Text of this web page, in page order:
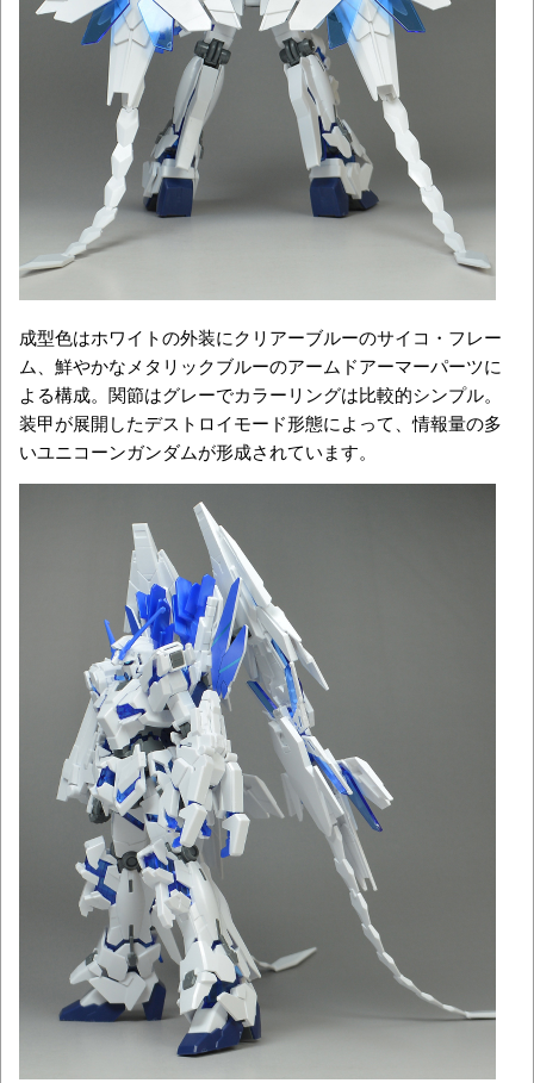
成型色はホワイトの外装にクリアーブルーのサイコ・フレー
ム、鮮やかなメタリックブルーのアームドアーマーパーツに
よる構成。関節はグレーでカラーリングは比較的シンプル。
装甲が展開したデストロイモード形態によって、情報量の多
いユニコーンガンダムが形成されています。